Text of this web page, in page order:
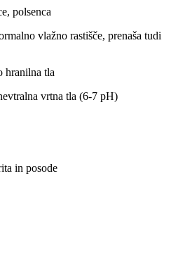
polsenca
vlažno rastišče, prenaša tudi
hranilna tla
vrtna tla (6-7 pH)
in posode